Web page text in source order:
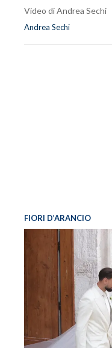
Video di Andrea Sechi
Andrea Sechi
FIORI D’ARANCIO